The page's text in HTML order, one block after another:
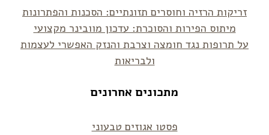
זריקות הרזיה וחוסרים תזונתיים: הסכנות והפתרונות
מיתוס הפירות והסוכרת: עדכון מוובינר מקצועי
על תרופות נגד חומצה וצרבת והנזק האפשרי לעצמות
ולבריאות
מתכונים אחרונים
פסטו אגוזים טבעוני